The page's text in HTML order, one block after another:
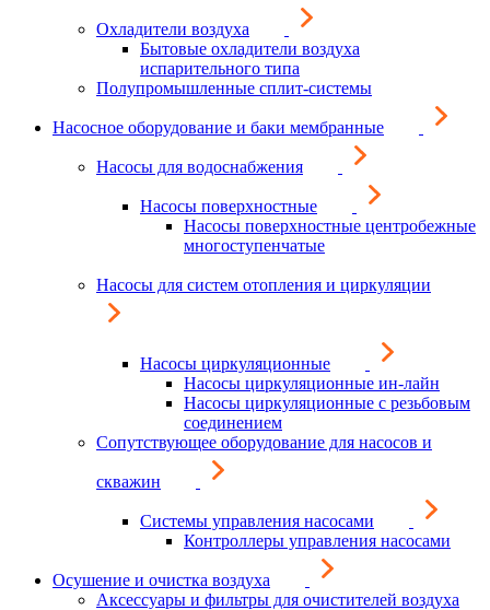
Охладители воздуха
Бытовые охладители воздуха
испарительного типа
Полупромышленные сплит-системы
Насосное оборудование и баки мембранные
Насосы для водоснабжения
Насосы поверхностные
Насосы поверхностные центробежные
многоступенчатые
Насосы для систем отопления и циркуляции
Насосы циркуляционные
Насосы циркуляционные ин-лайн
Насосы циркуляционные с резьбовым
соединением
Сопутствующее оборудование для насосов и
скважин
Системы управления насосами
Контроллеры управления насосами
Осушение и очистка воздуха
Аксессуары и фильтры для очистителей воздуха